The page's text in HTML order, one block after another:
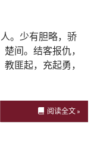
。少有胆略，骄
间。结客报仇，
匪起，充起勇，
阅读全文 »